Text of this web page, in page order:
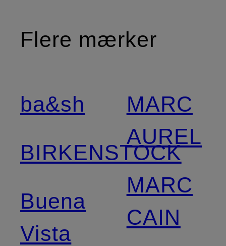
Flere mærker
ba&sh
BIRKENSTOCK
Buena
Vista
MARC
AUREL
MARC
CAIN